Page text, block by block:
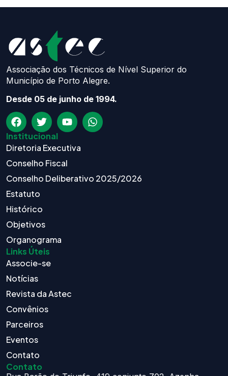
Associação dos Técnicos de Nível Superior do
Município de Porto Alegre.
Desde 05 de junho de 1994.
Institucional
Diretoria Executiva
Conselho Fiscal
Conselho Deliberativo 2025/2026
Estatuto
Histórico
Objetivos
Organograma
Links Úteis
Associe-se
Notícias
Revista da Astec
Convênios
Parceiros
Eventos
Contato
Contato